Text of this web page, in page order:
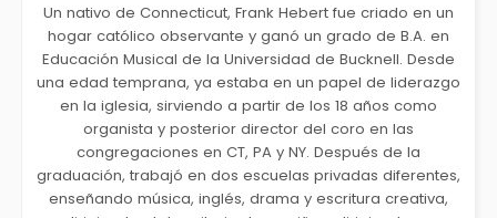
Un nativo de Connecticut, Frank Hebert fue criado en un
hogar católico observante y ganó un grado de B.A. en
Educación Musical de la Universidad de Bucknell. Desde
una edad temprana, ya estaba en un papel de liderazgo
en la iglesia, sirviendo a partir de los 18 años como
organista y posterior director del coro en las
congregaciones en CT, PA y NY. Después de la
graduación, trabajó en dos escuelas privadas diferentes,
enseñando música, inglés, drama y escritura creativa,